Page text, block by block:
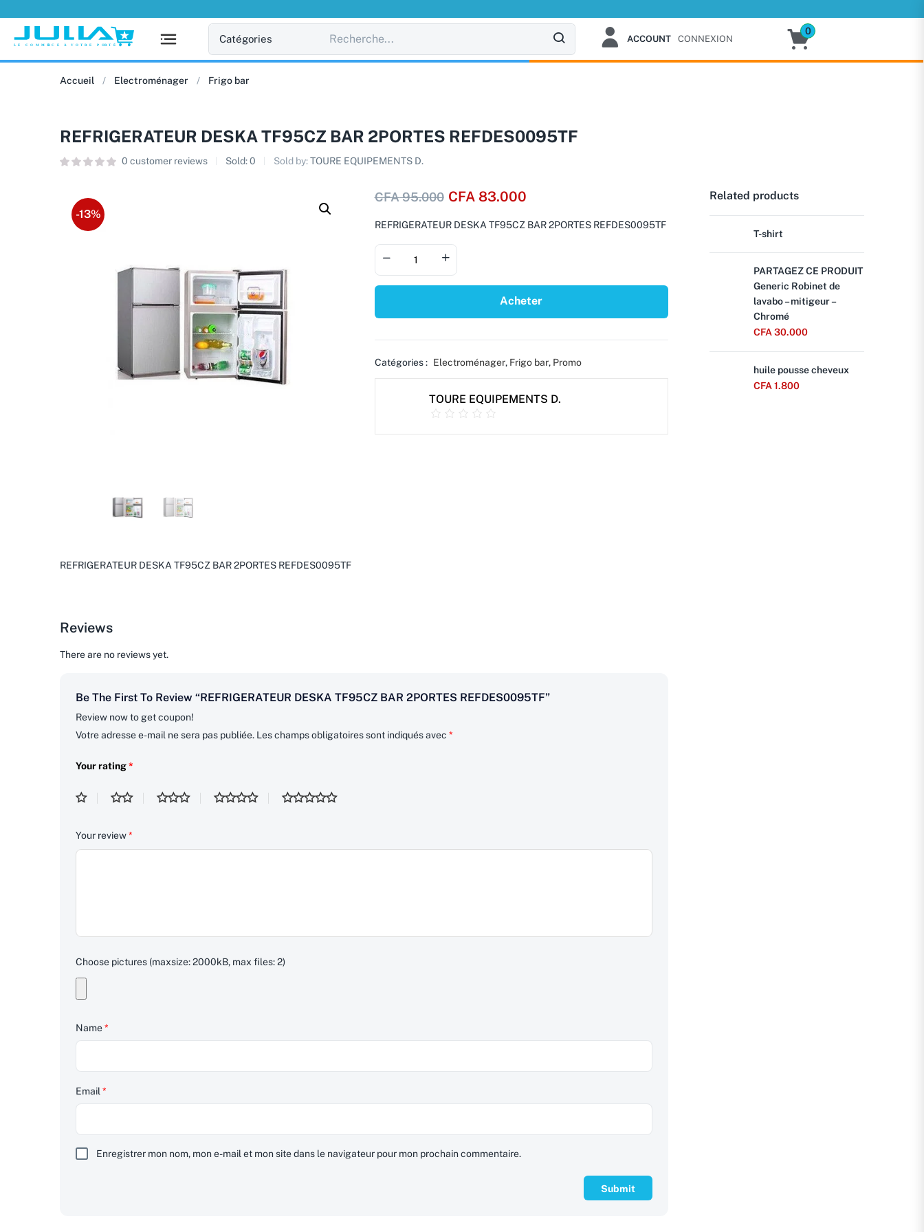
ACCOUNT CONNEXION
0
Accueil Electroménager Frigo bar
REFRIGERATEUR DESKA TF95CZ BAR 2PORTES REFDES0095TF
0 customer reviews Sold:0 Sold by:TOURE EQUIPEMENTS D.
-13%
CFA95.000 CFA83.000
REFRIGERATEUR DESKA TF95CZ BAR 2PORTES REFDES0095TF
Acheter
Catégories : Electroménager, Frigo bar, Promo
TOURE EQUIPEMENTS D.
REFRIGERATEUR DESKA TF95CZ BAR 2PORTES REFDES0095TF
Reviews
There are no reviews yet.
Be The First To Review “REFRIGERATEUR DESKA TF95CZ BAR 2PORTES REFDES0095TF”
Review now to get coupon!
Votre adresse e-mail ne sera pas publiée. Les champs obligatoires sont indiqués avec *
Your rating*
Your review*
Choose pictures (maxsize: 2000kB, max files: 2)
Name*
Email *
Enregistrer mon nom, mon e-mail et mon site dans le navigateur pour mon prochain commentaire.
Related products
T-shirt
PARTAGEZ CE PRODUIT
Generic Robinet de
lavabo – mitigeur –
Chromé
CFA 30.000
huile pousse cheveux
CFA 1.800